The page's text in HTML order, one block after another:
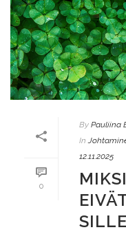
0
By Pauliina
In
12.11.2025